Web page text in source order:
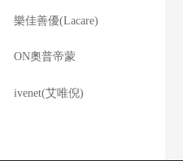
樂佳善優(Lacare)
ON奧普帝蒙
ivenet(艾唯倪)